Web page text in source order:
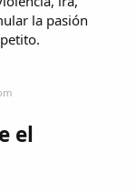
la pasión
el